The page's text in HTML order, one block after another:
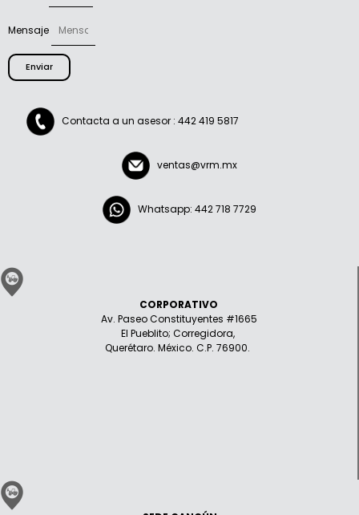
Mensaje
Enviar
Contacta a un asesor : 442 419 5817
ventas@vrm.mx
Whatsapp: 442 718 7729
CORPORATIVO
Av. Paseo Constituyentes #1665
El Pueblito; Corregidora,
Querétaro. México. C.P. 76900.